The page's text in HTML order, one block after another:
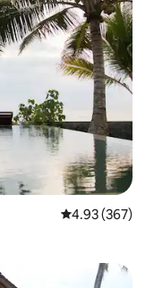
レビュー367
4.93 (367)